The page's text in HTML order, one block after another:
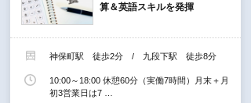
算＆英語スキルを発揮
神保町駅 徒歩2分 / 九段下駅 徒歩8分
10:00～18:00 休憩60分（実働7時間）月末＋月
初3営業日は7 …